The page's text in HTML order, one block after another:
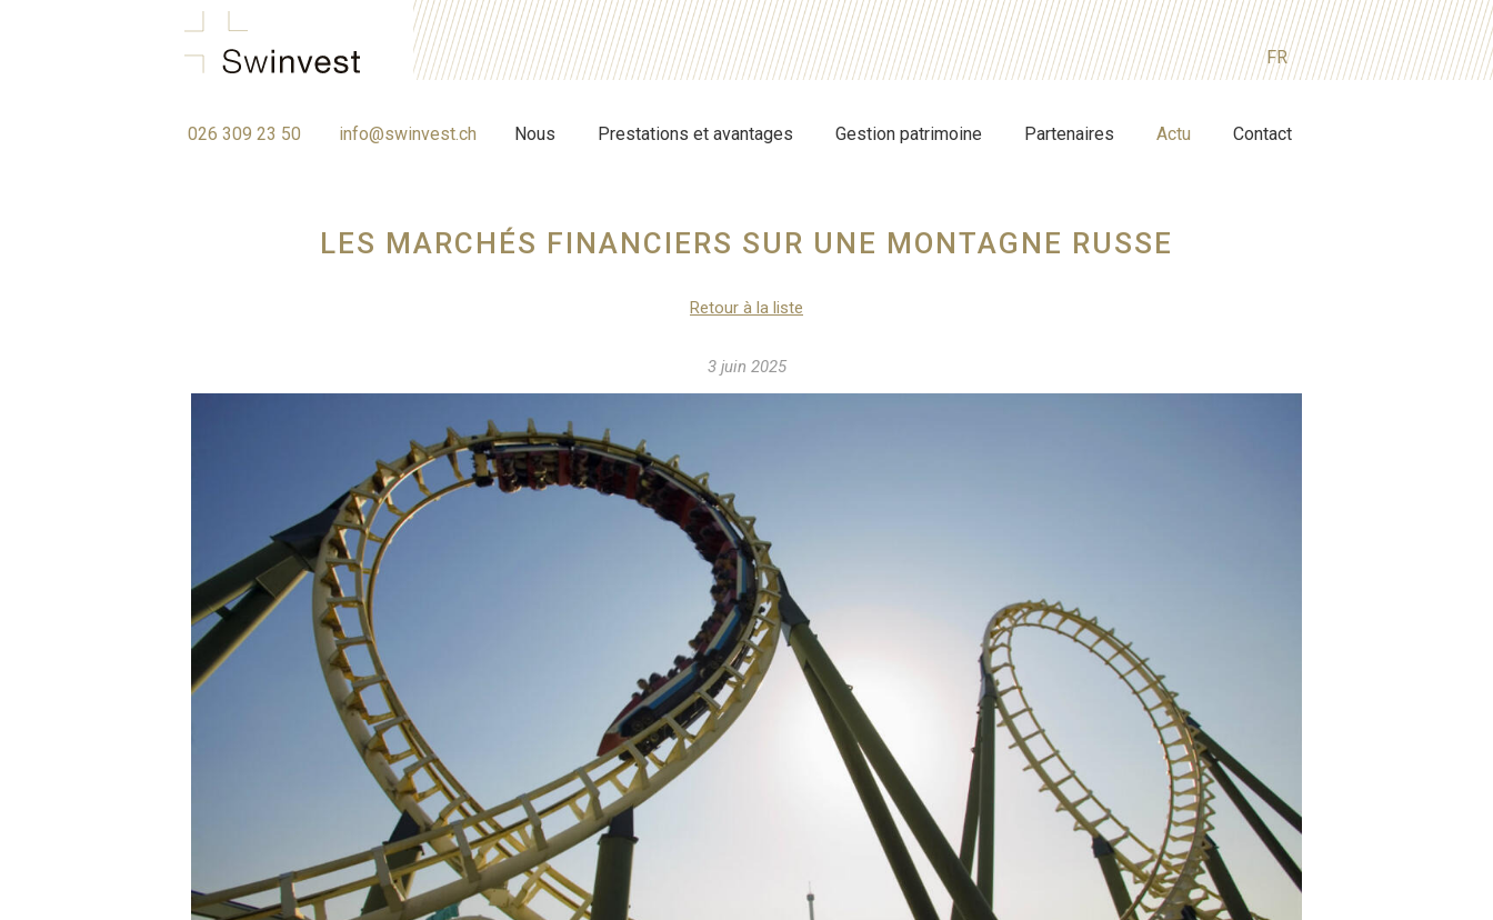
FR
026 309 23 50 info@swinvest.ch Nous Prestations et avantages Gestion patrimoine Partenaires Actu Contact
LES MARCHÉS FINANCIERS SUR UNE MONTAGNE RUSSE
Retour à la liste
3 juin 2025